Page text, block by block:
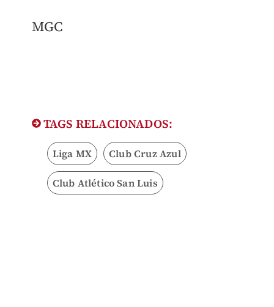
MGC
TAGS RELACIONADOS:
Liga MX Club Cruz Azul
Club Atlético San Luis